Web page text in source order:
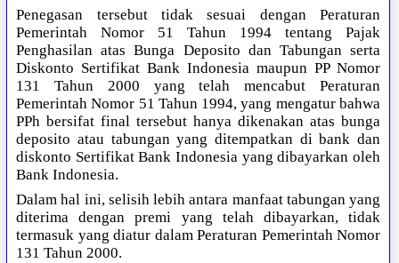
Penegasan tersebut tidak sesuai dengan Peraturan
Pemerintah Nomor 51 Tahun 1994 tentang Pajak
Penghasilan atas Bunga Deposito dan Tabungan serta
Diskonto Sertifikat Bank Indonesia maupun PP Nomor
131 Tahun 2000 yang telah mencabut Peraturan
Pemerintah Nomor 51 Tahun 1994, yang mengatur bahwa
PPh bersifat final tersebut hanya dikenakan atas bunga
deposito atau tabungan yang ditempatkan di bank dan
diskonto Sertifikat Bank Indonesia yang dibayarkan oleh
Bank Indonesia.
Dalam hal ini, selisih lebih antara manfaat tabungan yang
diterima dengan premi yang telah dibayarkan, tidak
termasuk yang diatur dalam Peraturan Pemerintah Nomor
131 Tahun 2000.